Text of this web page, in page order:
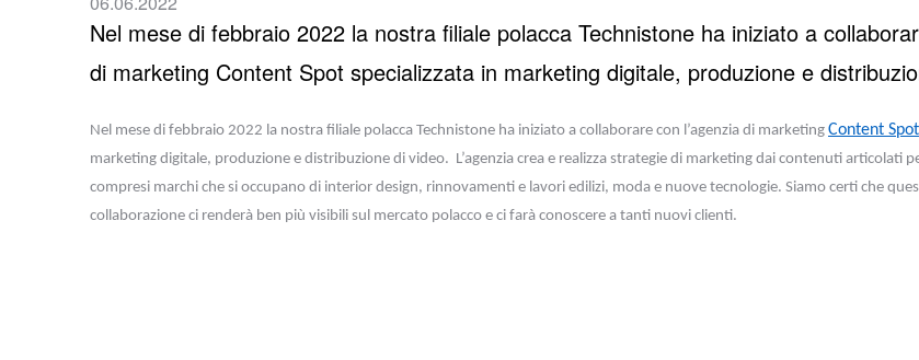
Nel mese di febbraio 2022 la nostra filiale polacca Technistone ha iniziato a
di marketing Content Spot specializzata in marketing digitale, produzione e
Nel mese di febbraio 2022 la nostra filiale polacca Technistone ha iniziato a collaborare con l’agenzia di marketing Content Spot
marketing digitale, produzione e distribuzione di video. L’agenzia crea e realizza strategie di marketing dai contenuti articolati
compresi marchi che si occupano di interior design, rinnovamenti e lavori edilizi, moda e nuove tecnologie. Siamo certi che
collaborazione ci renderà ben più visibili sul mercato polacco e ci farà conoscere a tanti nuovi clienti.